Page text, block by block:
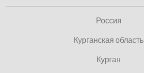
Россия
Курганская область
Курган